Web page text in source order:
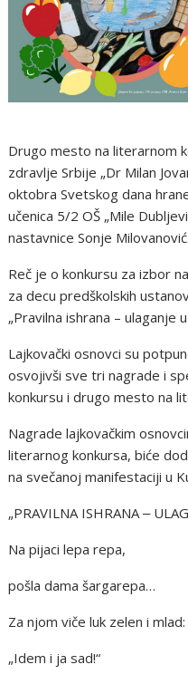
Drugo mesto na literarnom
zdravlje Srbije „Dr Milan
oktobra Svetskog dana
učenica 5/2 OŠ „Mile
nastavnice Sonje Milovanović.
Reč je o konkursu za izbor
za decu predškolskih
„Pravilna ishrana – ulaganje
Lajkovački osnovci su
osvojivši sve tri nagrade i
konkursu i drugo mesto na
Nagrade lajkovačkim
literarnog konkursa, biće
na svečanoj manifestaciji u
„PRAVILNA ISHRANA ‒
Na pijaci lepa repa,
pošla dama šargarepa…
Za njom viče luk zelen i mlad:
„Idem i ja sad!“